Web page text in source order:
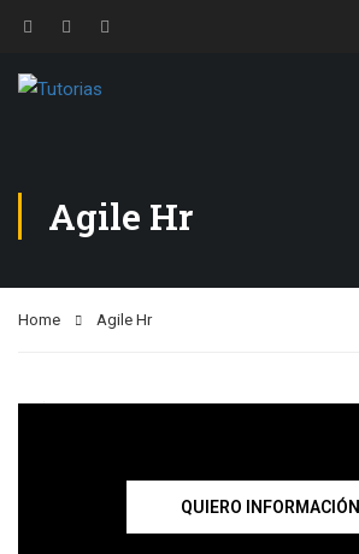
Agile Hr
Home Agile Hr
QUIERO INFORMACIÓN